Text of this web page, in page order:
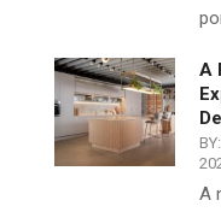
A
BY:
A